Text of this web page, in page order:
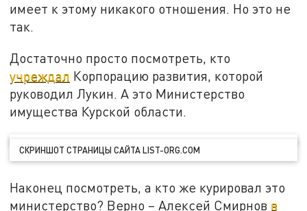
имеет к этому никакого отношения. Но это не
так.
Достаточно просто посмотреть, кто
учреждал Корпорацию развития, которой
руководил Лукин. А это Министерство
имущества Курской области.
СКРИНШОТ СТРАНИЦЫ САЙТА LIST-ORG.COM
Наконец посмотреть, а кто же курировал это
министерство? Верно – Алексей Смирнов в